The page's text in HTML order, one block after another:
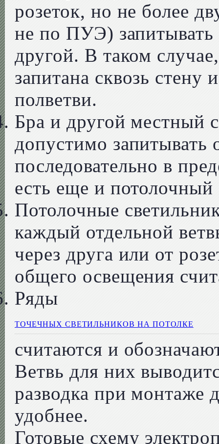
розеток, но не более
не по ПУЭ) запитывать
другой. В таком
запитана сквозь стену
полветви.
Бра и другой местный
допустимо запитывать
последовательно в
есть еще и потолочный
Потолочные
каждый отдельной
через друга или от
общего освещения
Ряды
ТОЧЕЧНЫХ СВЕТИЛЬНИКОВ НА ПОТОЛКЕ
считаются и
Ветвь для них
разводка при монтаже
удобнее.
Готовые схему